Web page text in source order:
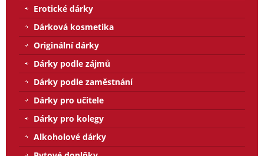
Erotické dárky
Dárková kosmetika
Originální dárky
Dárky podle zájmů
Dárky podle zaměstnání
Dárky pro učitele
Dárky pro kolegy
Alkoholové dárky